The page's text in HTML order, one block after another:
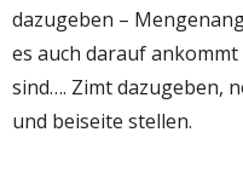
dazugeben –
es auch darauf
sind…. Zimt dazugeben,
und beiseite stellen.